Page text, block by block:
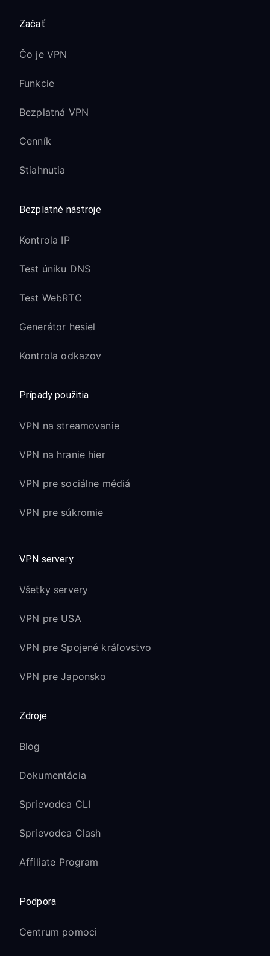
Začať
Čo je VPN
Funkcie
Bezplatná VPN
Cenník
Stiahnutia
Bezplatné nástroje
Kontrola IP
Test úniku DNS
Test WebRTC
Generátor hesiel
Kontrola odkazov
Prípady použitia
VPN na streamovanie
VPN na hranie hier
VPN pre sociálne médiá
VPN pre súkromie
VPN servery
Všetky servery
VPN pre USA
VPN pre Spojené kráľovstvo
VPN pre Japonsko
Zdroje
Blog
Dokumentácia
Sprievodca CLI
Sprievodca Clash
Affiliate Program
Podpora
Centrum pomoci